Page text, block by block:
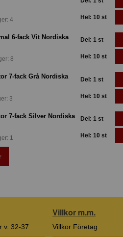
4 Hel: 10 st
6-fack Vit Nordiska
8
Del: 1 st
Hel: 10 st
7-fack Grå Nordiska
3
Del: 1 st
Hel: 10 st
7-fack Silver Nordiska
1
Del: 1 st
Hel: 10 st
v. 32-37
Villkor m.m.
Villkor Företag